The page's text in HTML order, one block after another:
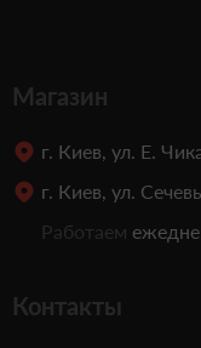
Магазин
г. Киев, ул. Е.
г. Киев, ул.
Работаем
Контакты